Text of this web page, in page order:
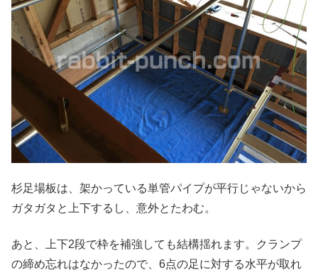
杉足場板は、架かっている単管パイプが平行じゃないから
ガタガタと上下するし、意外とたわむ。
あと、上下2段で枠を補強しても結構揺れます。クランプ
の締め忘れはなかったので、6点の足に対する水平が取れ